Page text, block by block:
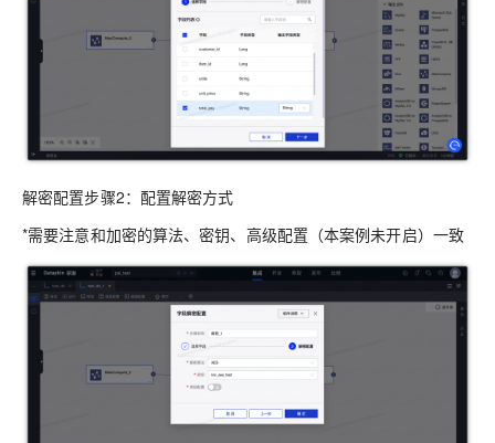
解密配置步骤2：配置解密方式
*需要注意和加密的算法、密钥、高级配置（本案例未开启）一致